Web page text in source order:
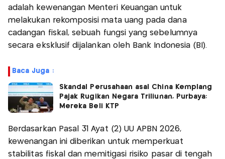
adalah kewenangan Menteri Keuangan untuk
melakukan rekomposisi mata uang pada dana
cadangan fiskal, sebuah fungsi yang sebelumnya
secara eksklusif dijalankan oleh Bank Indonesia (BI).
Baca Juga :
Skandal Perusahaan asal China Kemplang
Pajak Rugikan Negara Triliunan, Purbaya:
Mereka Beli KTP
Berdasarkan Pasal 31 Ayat (2) UU APBN 2026,
kewenangan ini diberikan untuk memperkuat
stabilitas fiskal dan memitigasi risiko pasar di tengah